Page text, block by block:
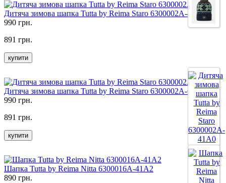
Дитяча зимова шапка Tutta by Reima Staro 6300002A-41A0
990 грн.
891 грн.
купити
Дитяча зимова шапка Tutta by Reima Staro 6300002A-6960
990 грн.
891 грн.
купити
Шапка Tutta by Reima Nitta 6300016A-41A2
890 грн.